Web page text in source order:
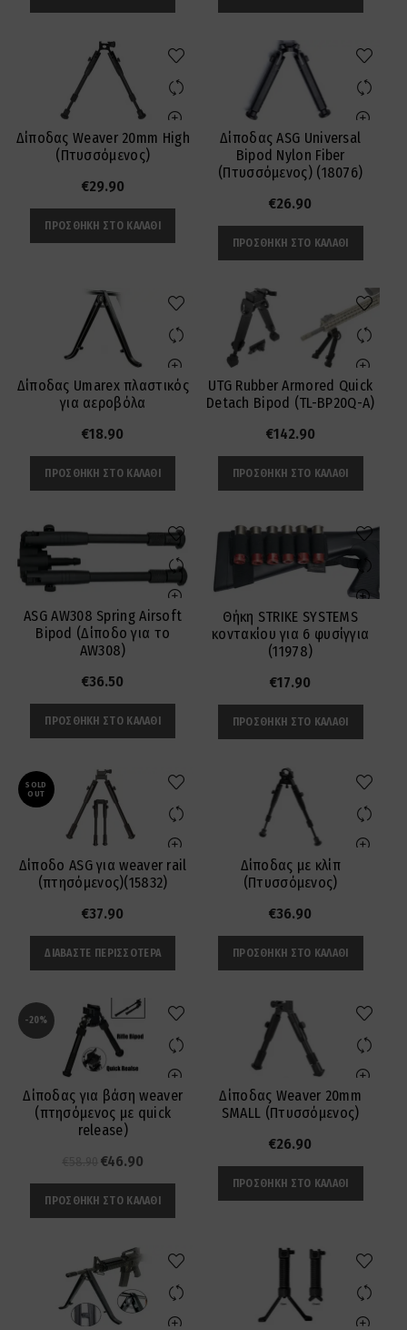
Δίποδας Weaver 20mm High
(Πτυσσόμενος)
€29.90
ΠΡΟΣΘΉΚΗ ΣΤΟ ΚΑΛΆΘΙ
Δίποδας ASG Universal
Bipod Nylon Fiber
(Πτυσσόμενος) (18076)
€26.90
ΠΡΟΣΘΉΚΗ ΣΤΟ ΚΑΛΆΘΙ
Δίποδας Umarex πλαστικός
για αεροβόλα
€18.90
ΠΡΟΣΘΉΚΗ ΣΤΟ ΚΑΛΆΘΙ
UTG Rubber Armored Quick
Detach Bipod (TL-BP20Q-A)
€142.90
ΠΡΟΣΘΉΚΗ ΣΤΟ ΚΑΛΆΘΙ
ASG AW308 Spring Airsoft
Bipod (Δίποδο για το
AW308)
€36.50
ΠΡΟΣΘΉΚΗ ΣΤΟ ΚΑΛΆΘΙ
Θήκη STRIKE SYSTEMS
κοντακίου για 6 φυσίγγια
(11978)
€17.90
ΠΡΟΣΘΉΚΗ ΣΤΟ ΚΑΛΆΘΙ
SOLD
OUT
Δίποδο ASG για weaver rail
(πτησόμενος)(15832)
€37.90
ΔΙΑΒΆΣΤΕ ΠΕΡΙΣΣΌΤΕΡΑ
Δίποδας με κλίπ
(Πτυσσόμενος)
€36.90
ΠΡΟΣΘΉΚΗ ΣΤΟ ΚΑΛΆΘΙ
-20%
Δίποδας για βάση weaver
(πτησόμενος με quick
release)
Original
price
was:
€46.90
τρέχουσα
τιμή
€46.90.
ΠΡΟΣΘΉΚΗ ΣΤΟ ΚΑΛΆΘΙ
Δίποδας Weaver 20mm
SMALL (Πτυσσόμενος)
€26.90
ΠΡΟΣΘΉΚΗ ΣΤΟ ΚΑΛΆΘΙ